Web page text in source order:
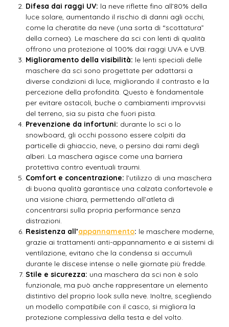
Difesa dai raggi UV: la neve riflette fino all’80% della
luce solare, aumentando il rischio di danni agli occhi,
come la cheratite da neve (una sorta di “scottatura”
della cornea). Le maschere da sci con lenti di qualità
offrono una protezione al 100% dai raggi UVA e UVB.
Miglioramento della visibilità: le lenti speciali delle
maschere da sci sono progettate per adattarsi a
diverse condizioni di luce, migliorando il contrasto e la
percezione della profondità. Questo è fondamentale
per evitare ostacoli, buche o cambiamenti improvvisi
del terreno, sia su pista che fuori pista.
Prevenzione da infortuni: durante lo sci o lo
snowboard, gli occhi possono essere colpiti da
particelle di ghiaccio, neve, o persino dai rami degli
alberi. La maschera agisce come una barriera
protettiva contro eventuali traumi.
Comfort e concentrazione: l’utilizzo di una maschera
di buona qualità garantisce una calzata confortevole e
una visione chiara, permettendo all’atleta di
concentrarsi sulla propria performance senza
distrazioni.
Resistenza all’appannamento: le maschere moderne,
grazie ai trattamenti anti-appannamento e ai sistemi di
ventilazione, evitano che la condensa si accumuli
durante le discese intense o nelle giornate più fredde.
Stile e sicurezza: una maschera da sci non è solo
funzionale, ma può anche rappresentare un elemento
distintivo del proprio look sulla neve. Inoltre, scegliendo
un modello compatibile con il casco, si migliora la
protezione complessiva della testa e del volto.